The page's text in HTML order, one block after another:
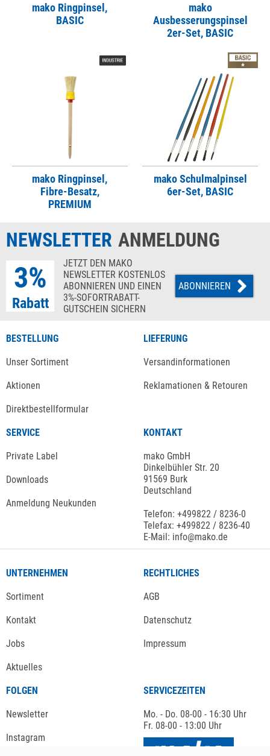
mako Ringpinsel,
BASIC
mako
Ausbesserungspinsel
2er-Set, BASIC
mako Ringpinsel,
Fibre-Besatz,
PREMIUM
mako Schulmalpinsel
6er-Set, BASIC
NEWSLETTER ANMELDUNG
3%
Rabatt
JETZT DEN MAKO
NEWSLETTER KOSTENLOS
ABONNIEREN UND EINEN
3%-SOFORTRABATT-
GUTSCHEIN SICHERN
ABONNIEREN
BESTELLUNG
Unser Sortiment
Aktionen
Direktbestellformular
LIEFERUNG
Versandinformationen
Reklamationen & Retouren
SERVICE
Private Label
Downloads
Anmeldung Neukunden
KONTAKT
mako GmbH
Dinkelbühler Str. 20
91569 Burk
Deutschland
Telefon: +499822 / 8236-0
Telefax: +499822 / 8236-40
E-Mail: info@mako.de
UNTERNEHMEN
Sortiment
Kontakt
Jobs
Aktuelles
RECHTLICHES
AGB
Datenschutz
Impressum
FOLGEN
Newsletter
Instagram
SERVICEZEITEN
Mo. - Do. 08-00 - 16:30 Uhr
Fr. 08-00 - 13:00 Uhr